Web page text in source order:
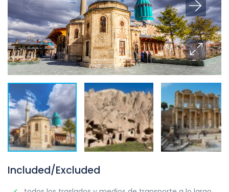
Included/Excluded